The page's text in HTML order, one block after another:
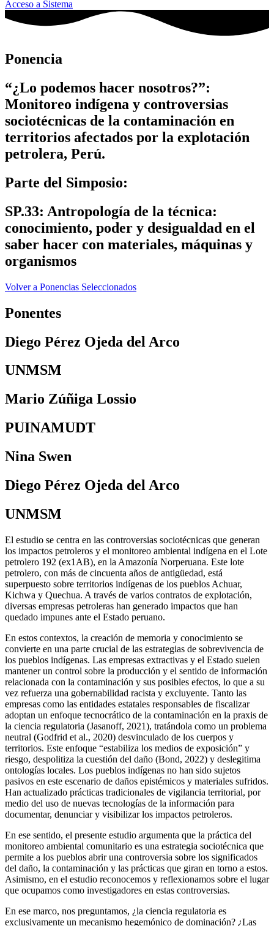
Acceso a Sistema
Ponencia
“¿Lo podemos hacer nosotros?”:
Monitoreo indígena y controversias
sociotécnicas de la contaminación en
territorios afectados por la explotación
petrolera, Perú.
Parte del Simposio:
SP.33: Antropología de la técnica:
conocimiento, poder y desigualdad en el
saber hacer con materiales, máquinas y
organismos
Volver a Ponencias Seleccionados
Ponentes
Diego Pérez Ojeda del Arco
UNMSM
Mario Zúñiga Lossio
PUINAMUDT
Nina Swen
Diego Pérez Ojeda del Arco
UNMSM
El estudio se centra en las controversias sociotécnicas que generan
los impactos petroleros y el monitoreo ambiental indígena en el Lote
petrolero 192 (ex1AB), en la Amazonía Norperuana. Este lote
petrolero, con más de cincuenta años de antigüedad, está
superpuesto sobre territorios indígenas de los pueblos Achuar,
Kichwa y Quechua. A través de varios contratos de explotación,
diversas empresas petroleras han generado impactos que han
quedado impunes ante el Estado peruano.
En estos contextos, la creación de memoria y conocimiento se
convierte en una parte crucial de las estrategias de sobrevivencia de
los pueblos indígenas. Las empresas extractivas y el Estado suelen
mantener un control sobre la producción y el sentido de información
relacionada con la contaminación y sus posibles efectos, lo que a su
vez refuerza una gobernabilidad racista y excluyente. Tanto las
empresas como las entidades estatales responsables de fiscalizar
adoptan un enfoque tecnocrático de la contaminación en la praxis de
la ciencia regulatoria (Jasanoff, 2021), tratándola como un problema
neutral (Godfrid et al., 2020) desvinculado de los cuerpos y
territorios. Este enfoque “estabiliza los medios de exposición” y
riesgo, despolitiza la cuestión del daño (Bond, 2022) y deslegitima
ontologías locales. Los pueblos indígenas no han sido sujetos
pasivos en este escenario de daños epistémicos y materiales sufridos.
Han actualizado prácticas tradicionales de vigilancia territorial, por
medio del uso de nuevas tecnologías de la información para
documentar, denunciar y visibilizar los impactos petroleros.
En ese sentido, el presente estudio argumenta que la práctica del
monitoreo ambiental comunitario es una estrategia sociotécnica que
permite a los pueblos abrir una controversia sobre los significados
del daño, la contaminación y las prácticas que giran en torno a estos.
Asimismo, en el estudio reconocemos y reflexionamos sobre el lugar
que ocupamos como investigadores en estas controversias.
En ese marco, nos preguntamos, ¿la ciencia regulatoria es
exclusivamente un mecanismo hegemónico de dominación? ¿Las